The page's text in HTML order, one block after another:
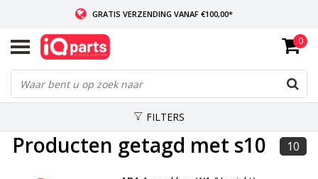
GRATIS VERZENDING VANAF €100,00*
INDIEN VOORRADIG: VOOR 14:00 BESTELD, ZELFDE DAG VERZONDEN
WERELDWIJDE LEVERING
0
FILTERS
Producten getagd met s10 10